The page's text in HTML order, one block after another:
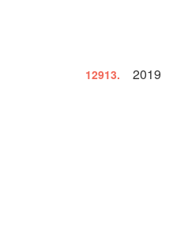
12913. 2019